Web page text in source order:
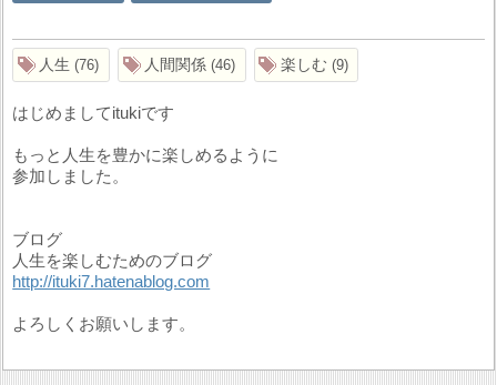
人生 76 人間関係 46 楽しむ 9
はじめましてitukiです
もっと人生を豊かに楽しめるように
参加しました。
ブログ
人生を楽しむためのブログ
http://ituki7.hatenablog.com
よろしくお願いします。